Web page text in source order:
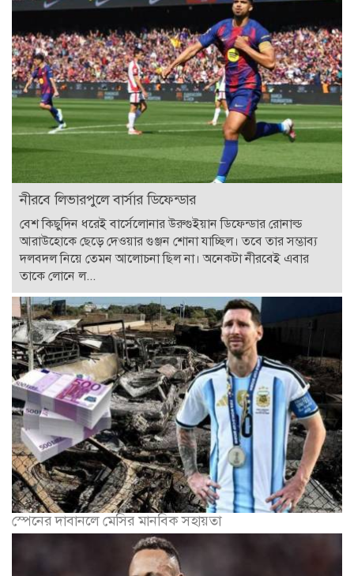
নীরবে লিভারপুলে বার্সার ডিফেন্ডার
বেশ কিছুদিন ধরেই বার্সেলোনার উরুগুইয়ান ডিফেন্ডার রোনাল্ড
আরাউহোকে ছেড়ে দেওয়ার গুঞ্জন শোনা যাচ্ছিল। তবে তার সম্ভাব্য
দলবদল নিয়ে তেমন আলোচনা ছিল না। অনেকটা নীরবেই এবার
তাকে লোনে ল...
স্পেনের দাবানলে মেসির মানবিক সহায়তা